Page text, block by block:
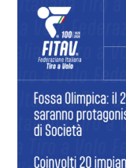
immagine